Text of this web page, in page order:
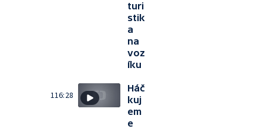
turi
stik
a
na
voz
íku
116:28
Háč
kuj
em
e